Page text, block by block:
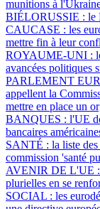
munitions à
BIÉLORUSSIE : le
CAUCASE : les
mettre fin à leur
ROYAUME-UNI :
avancées politiques
PARLEMENT
appellent la
mettre en place un
BANQUES : l'UE
bancaires
SANTÉ : la liste
commission 'santé
AVENIR DE L'UE :
plurielles en se
SOCIAL : les